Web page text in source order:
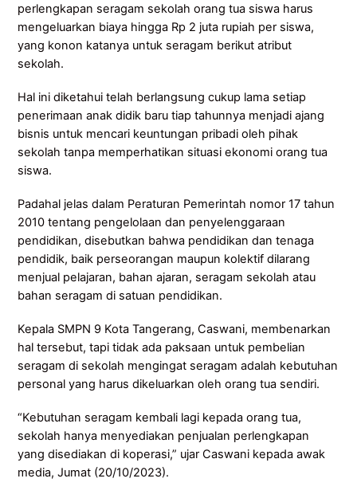
perlengkapan seragam sekolah orang tua siswa harus
mengeluarkan biaya hingga Rp 2 juta rupiah per siswa,
yang konon katanya untuk seragam berikut atribut
sekolah.
Hal ini diketahui telah berlangsung cukup lama setiap
penerimaan anak didik baru tiap tahunnya menjadi ajang
bisnis untuk mencari keuntungan pribadi oleh pihak
sekolah tanpa memperhatikan situasi ekonomi orang tua
siswa.
Padahal jelas dalam Peraturan Pemerintah nomor 17 tahun
2010 tentang pengelolaan dan penyelenggaraan
pendidikan, disebutkan bahwa pendidikan dan tenaga
pendidik, baik perseorangan maupun kolektif dilarang
menjual pelajaran, bahan ajaran, seragam sekolah atau
bahan seragam di satuan pendidikan.
Kepala SMPN 9 Kota Tangerang, Caswani, membenarkan
hal tersebut, tapi tidak ada paksaan untuk pembelian
seragam di sekolah mengingat seragam adalah kebutuhan
personal yang harus dikeluarkan oleh orang tua sendiri.
“Kebutuhan seragam kembali lagi kepada orang tua,
sekolah hanya menyediakan penjualan perlengkapan
yang disediakan di koperasi,” ujar Caswani kepada awak
media, Jumat (20/10/2023).